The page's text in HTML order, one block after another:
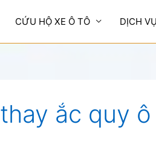
CỨU HỘ XE Ô TÔ DỊCH VỤ
thay ắc quy